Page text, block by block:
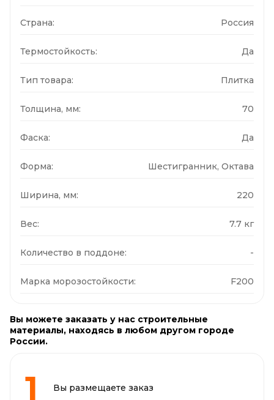
Страна: Россия
Термостойкость: Да
Тип товара: Плитка
Толщина, мм: 70
Фаска: Да
Форма: Шестигранник, Октава
Ширина, мм: 220
Вес: 7.7 кг
Количество в поддоне: -
Марка морозостойкости: F200
Вы можете заказать у нас строительные
материалы, находясь в любом другом городе
России.
Вы размещаете заказ